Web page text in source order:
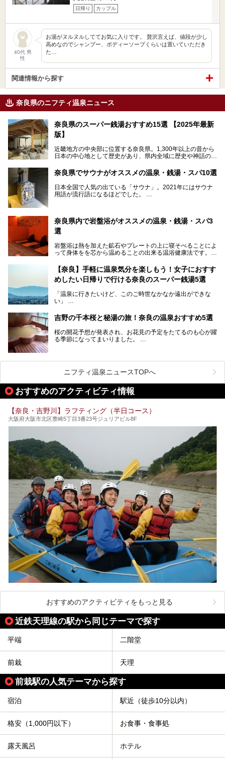
日帰り カップル
40代 男
性
お湯がヌルヌルしててお気に入りです。 贅沢言えば、値段が少し
高めなのでシャンプー、ボディーソープくらいは置いていただき
た…
関連情報から探す
奈良県のニフティ温泉ニュース
奈良県のスーパー銭湯おすすめ15選 【2025年最新
版】
近畿地方の中央部に位置する奈良県。1,300年以上の昔から
日本の中心地として歴史があり、県内全域に歴史や神話の舞
界遺産があり、古代をそこかしこに感じられる地域です。
そんな奈良県のスーパー銭湯は、便利な街中にある施設か
ら、険しい山中にある秘湯までバラエティ豊か。ここでは、
奈良県で評判のスーパー銭湯をご紹介します。
奈良県でサウナがオススメの温泉・銭湯・スパ10選
日本全国で人気の出ている「サウナ」。2021年にはサウナ
用語が流行語になるほどでした。
中心部に近いサウナや郊外にあるアウトドアフィンランド式
サウナなど種類も豊富です。
奈良県にあるサウナでリフレッシュしませんか？
奈良県内で岩盤浴がオススメの温泉・銭湯・スパ3
選
岩盤浴は熱を加えた鉱石やプレートの上に寝そべることによ
って身体をを芯から温めることの出来る温浴健康法です。じ
果だけではなく、代謝が高まり健康や美容にも良い影響が期
待できます。今回はそんな岩盤浴にこだわった、奈良県内の
オススメ温泉・銭湯・スパ3ヶ所を紹介させていただきま
【奈良】手軽に温泉気分を楽しもう！女子におすす
めしたい日帰りで行ける奈良のスーパー銭湯5選
「温泉に行きたいけど、このご時世なかなか遠出ができな
い」
そんな方も多いのではないでしょうか？
お宿に泊まって観光地を巡るような温泉旅行がしたいけど、
まとまった時間が取れない時もありますよね。
芯までじんわり温まってリラックス効果も抜群。
今回は、奈良で行けるおすすめのスーパー銭湯を5つご紹介
したいと思います。
吉野の千本桜と秘湯の旅！奈良の温泉おすすめ5選
桜の開花予想が発表され、お花見の予定をたてるのも心が躍
る季節になってまいりました。
まれるくらい日本人の心を捉えて離さない名所中の名所があ
ります。それは奈良県の吉野山。
す。また吉野山を含む「紀伊山地の霊場と参詣道」はユネス
コの世界遺産に登録されており、修験道の霊場として荘厳な
開湯300年と歴史のある霊験あらたかな吉野の湯で、春を感
じる湯治の旅はいかがでしょう。
今回は奈良県吉野のおすすめ温泉を紹介いたします！
ニフティ温泉ニュースTOPへ
おすすめのアクティビティ情報
【奈良・吉野川】ラフティング（半日コース）
大阪府大阪市北区豊崎5丁目3番23号ジュリアビル8F
おすすめのアクティビティをもっと見る
近鉄天理線の駅から同じテーマで探す
平端 二階堂
前栽 天理
前栽駅の人気テーマから探す
宿泊 駅近（徒歩10分以内）
格安（1,000円以下） お食事・食事処
露天風呂 ホテル